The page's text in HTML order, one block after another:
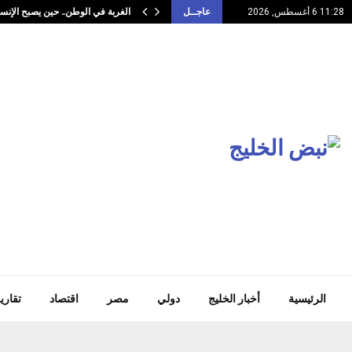
11:28 6 أغسطس, 2026 عاجــل الغربة في الوطن.. حين يصبح
الرئيسية أخبار الخليج دولي مصر اقتصاد